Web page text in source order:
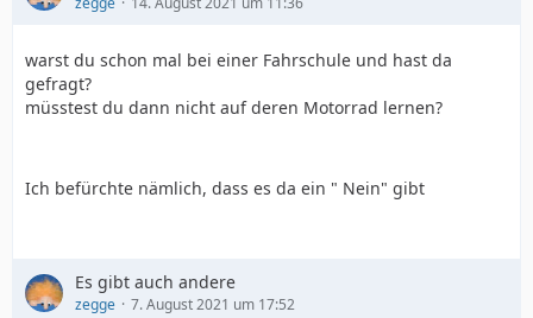
warst du schon mal bei einer Fahrschule und hast da
gefragt?
müsstest du dann nicht auf deren Motorrad lernen?
Ich befürchte nämlich, dass es da ein " Nein" gibt
Es gibt auch andere
zegge 7. August 2021 um 17:52